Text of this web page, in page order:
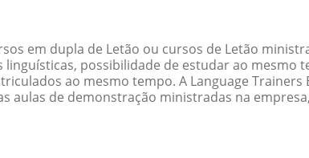
em dupla de Letão ou cursos de Letão
possibilidade de estudar ao mesmo
ao mesmo tempo. A Language Trainers
aulas de demonstração ministradas na